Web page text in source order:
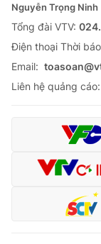
Nguyễn Trọng Ninh
Tổng đài VTV:
Ðiện thoại Thời
Email:
Liên hệ quảng cáo: